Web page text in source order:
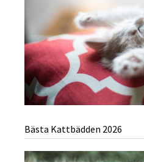
Bästa Kattbädden 2026